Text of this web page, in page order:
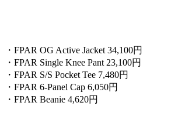
・FPAR OG Active Jacket 34,100円
・FPAR Single Knee Pant 23,100円
・FPAR S/S Pocket Tee 7,480円
・FPAR 6-Panel Cap 6,050円
・FPAR Beanie 4,620円